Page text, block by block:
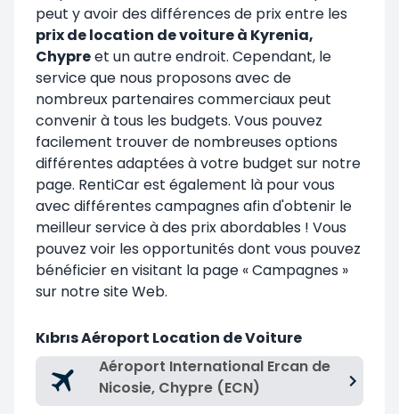
peut y avoir des différences de prix entre les
prix de location de voiture à Kyrenia,
Chypreet un autre endroit. Cependant, le
service que nous proposons avec de
nombreux partenaires commerciaux peut
convenir à tous les budgets. Vous pouvez
facilement trouver de nombreuses options
différentes adaptées à votre budget sur notre
page. RentiCar est également là pour vous
avec différentes campagnes afin d'obtenir le
meilleur service à des prix abordables ! Vous
pouvez voir les opportunités dont vous pouvez
bénéficier en visitant la page «Campagnes »
sur notre site Web.
Kıbrıs Aéroport Location de Voiture
Aéroport International Ercan de
Nicosie, Chypre (ECN)